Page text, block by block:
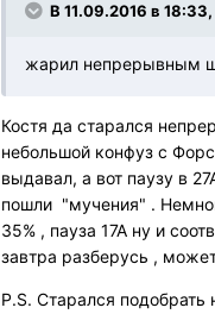
В 11.09.2016 в
жарил непрерывным
Костя да старался
небольшой конфуз с
выдавал, а вот паузу в
пошли "мучения" .
35% , пауза 17А ну и
завтра разберусь ,
P.S. Старался